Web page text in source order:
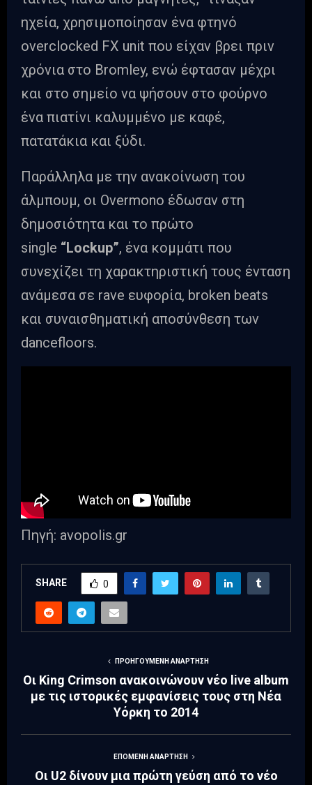
ηχεία, χρησιμοποίησαν ένα φτηνό
overclocked FX unit που είχαν βρει πριν
χρόνια στο Bromley, ενώ έφτασαν μέχρι
και στο σημείο να ψήσουν στο φούρνο
ένα πιατίνι καλυμμένο με καφέ,
πατατάκια και ξύδι.
Παράλληλα με την ανακοίνωση του
άλμπουμ, οι Overmono έδωσαν στη
δημοσιότητα και το πρώτο
single “Lockup”, ένα κομμάτι που
συνεχίζει τη χαρακτηριστική τους ένταση
ανάμεσα σε rave ευφορία, broken beats
και συναισθηματική αποσύνθεση των
dancefloors.
Πηγή: avopolis.gr
SHARE 0
ΠΡΟΗΓΟΎΜΕΝΗ ΑΝΆΡΤΗΣΗ
Οι King Crimson ανακοινώνουν νέο live album
με τις ιστορικές εμφανίσεις τους στη Νέα
Υόρκη το 2014
ΕΠΌΜΕΝΗ ΑΝΆΡΤΗΣΗ
Οι U2 δίνουν μια πρώτη γεύση από το νέο